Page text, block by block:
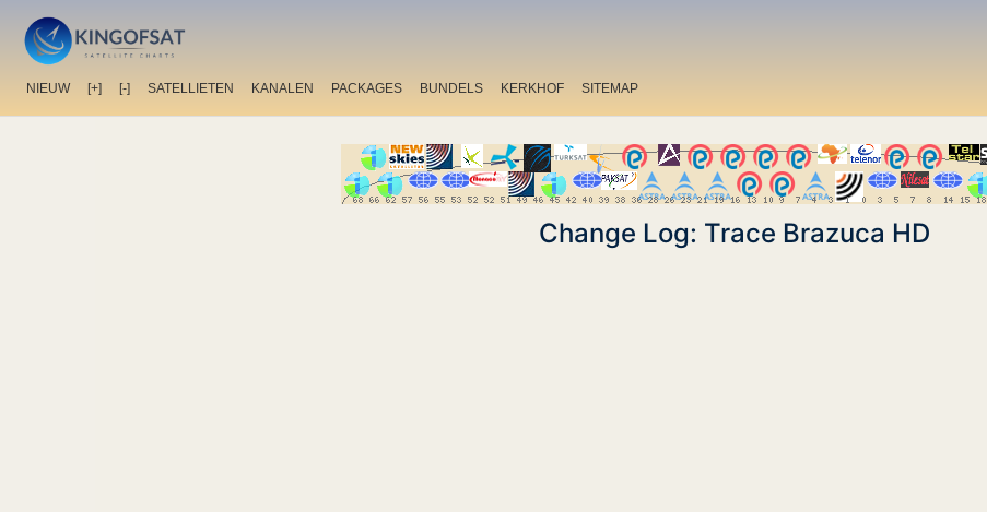
NIEUW [+] [-] SATELLIETEN KANALEN PACKAGES BUNDELS KERKHOF SITEMAP
Change Log: Trace Brazuca HD